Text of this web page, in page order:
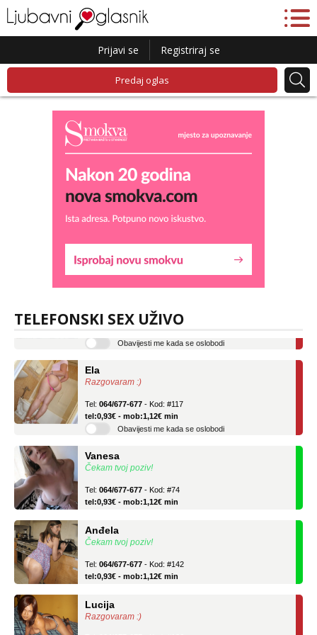
Prijavi se Registriraj se
Predaj oglas
TELEFONSKI SEX UŽIVO
Lucija
Razgovaram :)
tel:0,93€ - mob:1,12€ min
Razgovaram :)
tel:0,93€ - mob:1,12€ min
Obavijesti me kada se oslobodi
Čekam tvoj poziv!
tel:0,93€ - mob:1,12€ min
Čekam tvoj poziv!
tel:0,93€ - mob:1,12€ min
Razgovaram :)